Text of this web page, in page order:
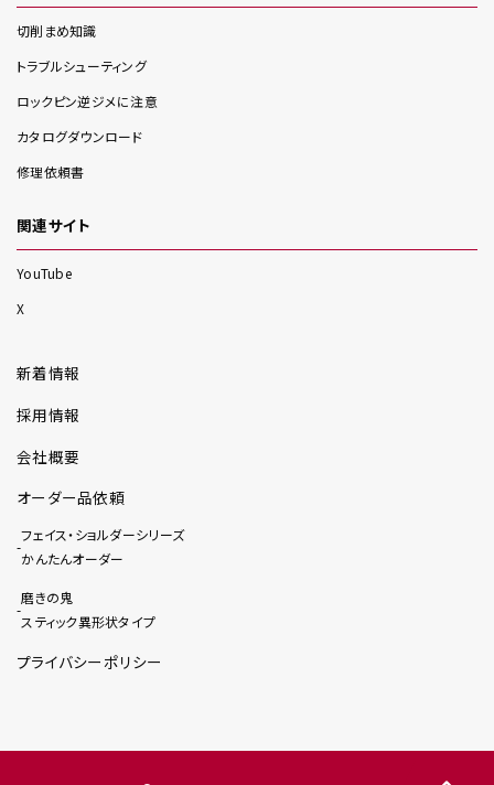
切削まめ知識
トラブルシューティング
ロックピン逆ジメに注意
カタログダウンロード
修理依頼書
関連サイト
YouTube
X
新着情報
採用情報
会社概要
オーダー品依頼
フェイス・ショルダーシリーズ
かんたんオーダー
磨きの鬼
スティック異形状タイプ
プライバシーポリシー